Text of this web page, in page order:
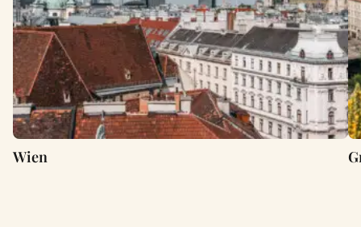
Wien